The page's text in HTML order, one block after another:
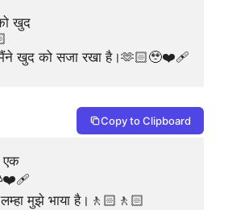
खुद
खुद को सजा रखा है।🫶🏻🥹❤️‍🩹
Copy to Clipboard
एक
लम्हा मुझे भाया है।🚶🏻🚶🏻